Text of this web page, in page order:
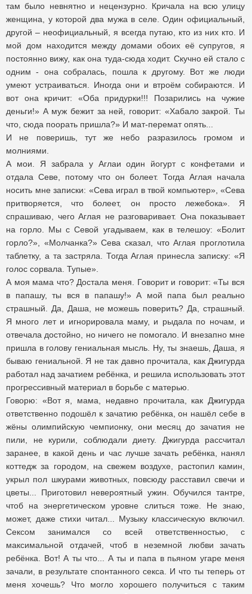
там было невнятно и нецензурно. Кричала на всю улицу
женщина, у которой два мужа в селе. Один официальный,
другой – неофициальный, я всегда путаю, кто из них кто. И
мой дом находится между домами обоих её супругов, я
постоянно вижу, как она туда-сюда ходит. Скучно ей стало с
одним - она собралась, пошла к другому. Вот же люди
умеют устраиваться. Иногда они и втроём собираются. И
вот она кричит: «Оба придурки!!! Позарились на чужие
деньги!» А муж бежит за ней, говорит: «Хабало закрой. Ты
что, сюда поорать пришла?» И мат-перемат опять...
И не поверишь, тут же небо разразилось громом и
молниями.
А мои. Я забрала у Аглаи один йогурт с конфетами и
отдала Севе, потому что он болеет. Тогда Аглая начала
носить мне записки: «Сева играл в твой компьютер», «Сева
притворяется, что болеет, он просто лежебока». Я
спрашиваю, чего Аглая не разговаривает. Она показывает
на горло. Мы с Севой угадываем, как в телешоу: «Болит
горло?», «Молчанка?» Сева сказал, что Аглая проглотила
таблетку, а та застряла. Тогда Аглая принесла записку: «Я
голос сорвала. Тупые».
А моя мама что? Достала меня. Говорит и говорит: «Ты вся
в папашу, ты вся в папашу!» А мой папа был реально
страшный. Да, Даша, не можешь поверить? Да, страшный.
Я много лет и игнорировала маму, и рыдала по ночам, и
отвечала достойно, но ничего не помогало. И внезапно мне
пришла в голову гениальная мысль. Ну, ты знаешь, Даша, я
бываю гениальной. Я не так давно прочитала, как Джигурда
работал над зачатием ребёнка, и решила использовать этот
прогрессивный материал в борьбе с матерью.
Говорю: «Вот я, мама, недавно прочитала, как Джигурда
ответственно подошёл к зачатию ребёнка, он нашёл себе в
жёны олимпийскую чемпионку, они месяц до зачатия не
пили, не курили, соблюдали диету. Джигурда рассчитал
заранее, в какой день и час лучше зачать ребёнка, нанял
коттедж за городом, на свежем воздухе, растопил камин,
укрыл пол шкурами животных, повсюду расставил свечи и
цветы... Приготовил невероятный ужин. Обучился тантре,
чтоб на энергетическом уровне слиться тоже. Не знаю,
может, даже стихи читал... Музыку классическую включил.
Сексом занимался со всей ответственностью, с
максимальной отдачей, чтоб в неземной любви зачать
ребёнка. Вот! А ты что... А ты и папа в пьяном угаре меня
зачали, в результате спонтанного секса. И что ты теперь от
меня хочешь? Что могло хорошего получиться с таким